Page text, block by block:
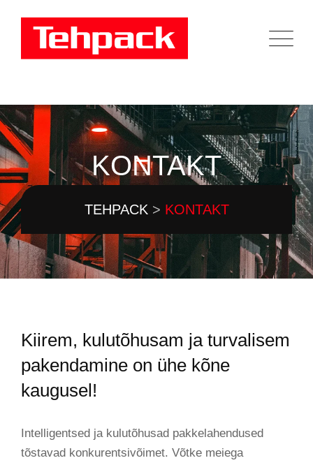
KONTAKT
TEHPACK > KONTAKT
Kiirem, kulutõhusam ja turvalisem
pakendamine on ühe kõne
kaugusel!
Intelligentsed ja kulutõhusad pakkelahendused
tõstavad konkurentsivõimet. Võtke meiega